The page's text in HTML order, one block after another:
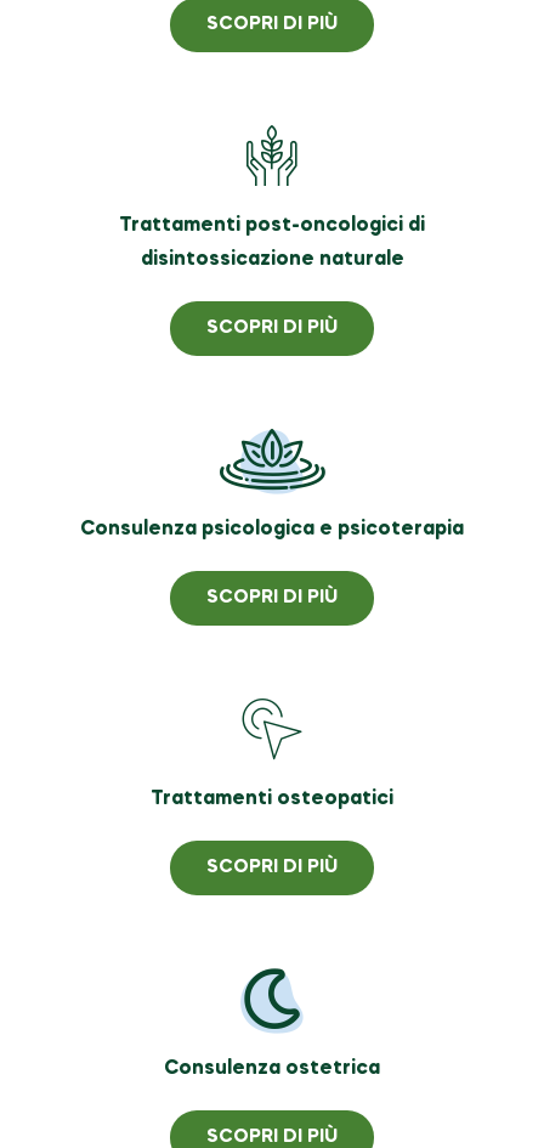
SCOPRI DI PIÙ
Trattamenti post-oncologici di
disintossicazione naturale
SCOPRI DI PIÙ
Consulenza psicologica e psicoterapia
SCOPRI DI PIÙ
Trattamenti osteopatici
SCOPRI DI PIÙ
Consulenza ostetrica
SCOPRI DI PIÙ